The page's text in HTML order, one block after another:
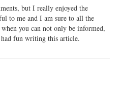
but I really enjoyed the
to me and I am sure to all the
you can not only be informed,
had fun writing this article.